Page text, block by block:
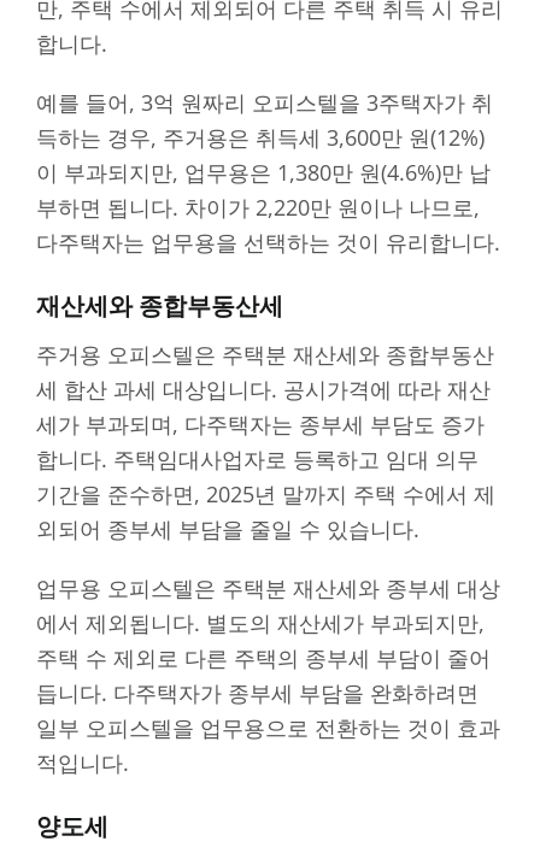
만, 주택 수에서 제외되어 다른 주택 취득 시 유리
합니다.
예를 들어, 3억 원짜리 오피스텔을 3주택자가 취
득하는 경우, 주거용은 취득세 3,600만 원(12%)
이 부과되지만, 업무용은 1,380만 원(4.6%)만 납
부하면 됩니다. 차이가 2,220만 원이나 나므로,
다주택자는 업무용을 선택하는 것이 유리합니다.
재산세와 종합부동산세
주거용 오피스텔은 주택분 재산세와 종합부동산
세 합산 과세 대상입니다. 공시가격에 따라 재산
세가 부과되며, 다주택자는 종부세 부담도 증가
합니다. 주택임대사업자로 등록하고 임대 의무
기간을 준수하면, 2025년 말까지 주택 수에서 제
외되어 종부세 부담을 줄일 수 있습니다.
업무용 오피스텔은 주택분 재산세와 종부세 대상
에서 제외됩니다. 별도의 재산세가 부과되지만,
주택 수 제외로 다른 주택의 종부세 부담이 줄어
듭니다. 다주택자가 종부세 부담을 완화하려면
일부 오피스텔을 업무용으로 전환하는 것이 효과
적입니다.
양도세